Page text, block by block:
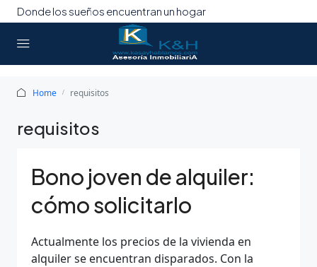
Donde los sueños encuentran un hogar
Home requisitos
requisitos
Bono joven de alquiler:
cómo solicitarlo
Actualmente los precios de la vivienda en
alquiler se encuentran disparados. Con la